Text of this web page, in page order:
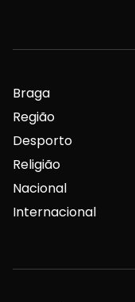
Braga
Região
Desporto
Religião
Nacional
Internacional